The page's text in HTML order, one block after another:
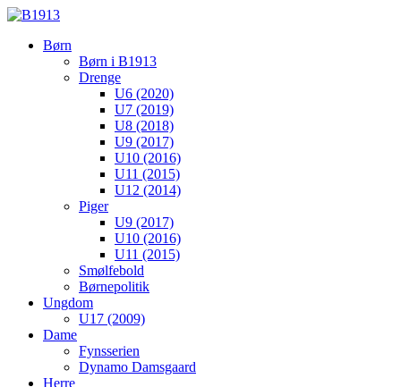
Børn
Børn i B1913
Drenge
U6 (2020)
U7 (2019)
U8 (2018)
U9 (2017)
U10 (2016)
U11 (2015)
U12 (2014)
Piger
U9 (2017)
U10 (2016)
U11 (2015)
Smølfebold
Børnepolitik
Ungdom
U17 (2009)
Dame
Fynsserien
Dynamo Damsgaard
Herre